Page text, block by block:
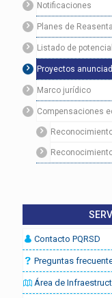
Notificaciones
Planes de
Listado de
Proyectos
Marco jurídico
Compensaciones
Contacto PQRSD
Preguntas
Área de